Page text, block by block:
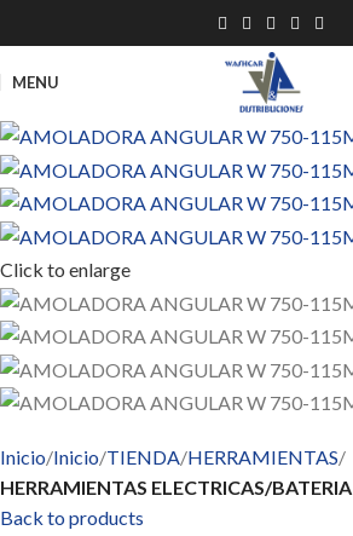
MENU
Click to enlarge
Inicio Inicio TIENDA HERRAMIENTAS
HERRAMIENTAS ELECTRICAS/BATERIA
Back to products